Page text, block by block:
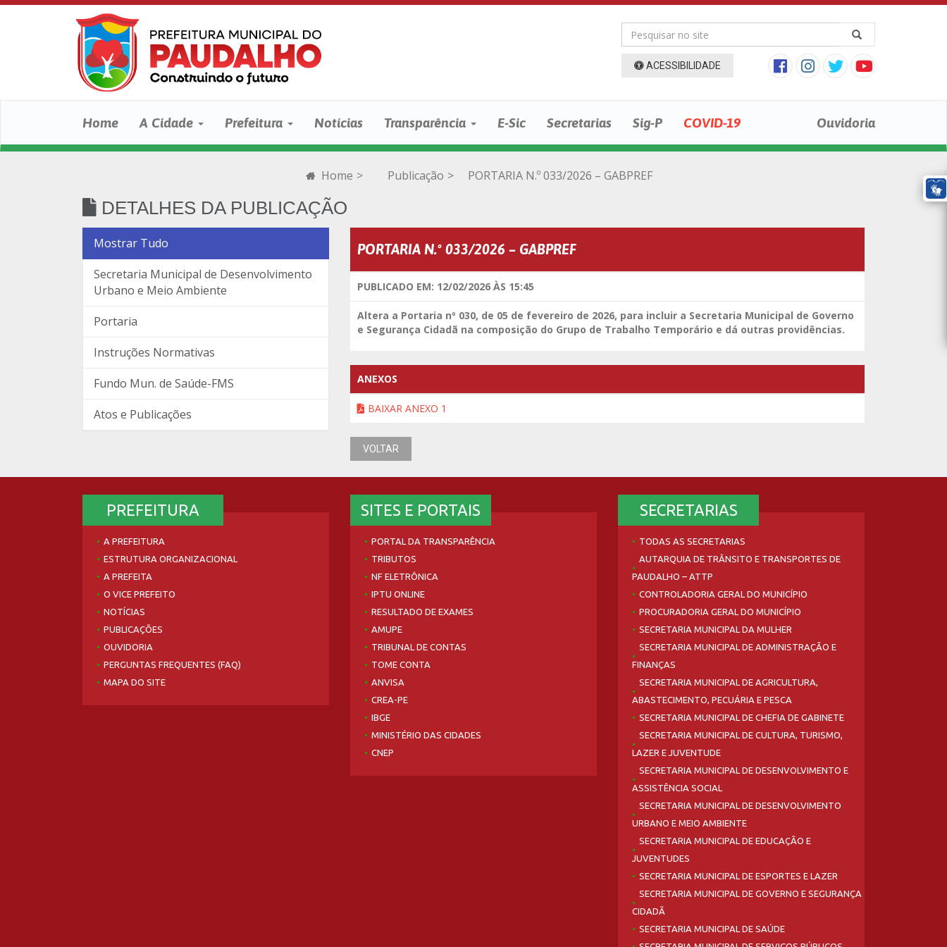
ACESSIBILIDADE
Home A Cidade Prefeitura Notícias Transparência E-Sic Secretarias Sig-P COVID-19 Ouvidoria
Home > Publicação > PORTARIA N.º 033/2026 – GABPREF
DETALHES DA PUBLICAÇÃO
Mostrar Tudo
Secretaria Municipal de Desenvolvimento
Urbano e Meio Ambiente
Portaria
Instruções Normativas
Fundo Mun. de Saúde-FMS
Atos e Publicações
PORTARIA N.º 033/2026 – GABPREF
PUBLICADO EM: 12/02/2026 ÀS 15:45
Altera a Portaria nº 030, de 05 de fevereiro de 2026, para incluir a Secretaria Municipal de Governo
e Segurança Cidadã na composição do Grupo de Trabalho Temporário e dá outras providências.
ANEXOS
BAIXAR ANEXO 1
VOLTAR
PREFEITURA
A PREFEITURA
ESTRUTURA ORGANIZACIONAL
A PREFEITA
O VICE PREFEITO
NOTÍCIAS
PUBLICAÇÕES
OUVIDORIA
PERGUNTAS FREQUENTES (FAQ)
MAPA DO SITE
SITES E PORTAIS
PORTAL DA TRANSPARÊNCIA
TRIBUTOS
NF ELETRÔNICA
IPTU ONLINE
RESULTADO DE EXAMES
AMUPE
TRIBUNAL DE CONTAS
TOME CONTA
ANVISA
CREA-PE
IBGE
MINISTÉRIO DAS CIDADES
CNEP
SECRETARIAS
TODAS AS SECRETARIAS
AUTARQUIA DE TRÂNSITO E TRANSPORTES DE
PAUDALHO – ATTP
CONTROLADORIA GERAL DO MUNICÍPIO
PROCURADORIA GERAL DO MUNICÍPIO
SECRETARIA MUNICIPAL DA MULHER
SECRETARIA MUNICIPAL DE ADMINISTRAÇÃO E
FINANÇAS
SECRETARIA MUNICIPAL DE AGRICULTURA,
ABASTECIMENTO, PECUÁRIA E PESCA
SECRETARIA MUNICIPAL DE CHEFIA DE GABINETE
SECRETARIA MUNICIPAL DE CULTURA, TURISMO,
LAZER E JUVENTUDE
SECRETARIA MUNICIPAL DE DESENVOLVIMENTO E
ASSISTÊNCIA SOCIAL
SECRETARIA MUNICIPAL DE DESENVOLVIMENTO
URBANO E MEIO AMBIENTE
SECRETARIA MUNICIPAL DE EDUCAÇÃO E
JUVENTUDES
SECRETARIA MUNICIPAL DE ESPORTES E LAZER
SECRETARIA MUNICIPAL DE GOVERNO E SEGURANÇA
CIDADÃ
SECRETARIA MUNICIPAL DE SAÚDE